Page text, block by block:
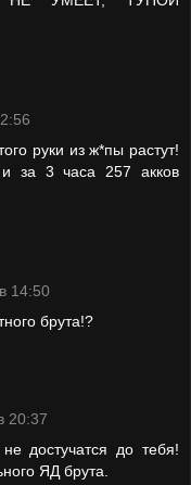
руки из ж*пы растут!
за 3 часа 257 акков
14:50
брута!?
20:37
достучатся до тебя!
ЯД брута.